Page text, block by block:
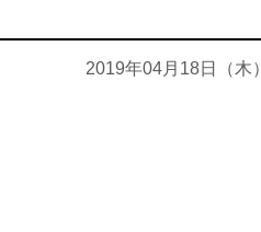
2019年04月18日（木）